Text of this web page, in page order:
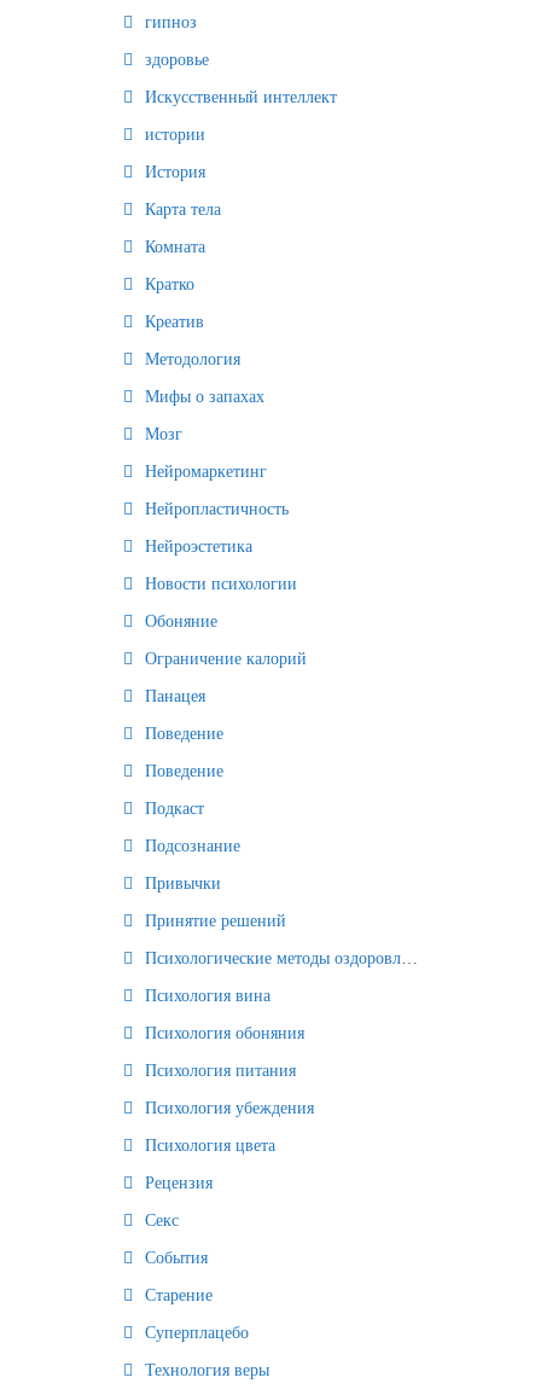
гипноз
здоровье
Искусственный интеллект
истории
История
Карта тела
Комната
Кратко
Креатив
Методология
Мифы о запахах
Мозг
Нейромаркетинг
Нейропластичность
Нейроэстетика
Новости психологии
Обоняние
Ограничение калорий
Панацея
Поведение
Поведение
Подкаст
Подсознание
Привычки
Принятие решений
Психологические методы оздоровления и омоложения
Психология вина
Психология обоняния
Психология питания
Психология убеждения
Психология цвета
Рецензия
Секс
События
Старение
Суперплацебо
Технология веры